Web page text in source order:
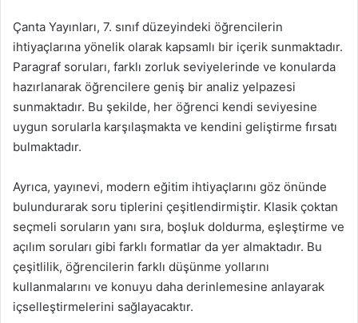
Çanta Yayınları, 7. sınıf düzeyindeki öğrencilerin
ihtiyaçlarına yönelik olarak kapsamlı bir içerik sunmaktadır.
Paragraf soruları, farklı zorluk seviyelerinde ve konularda
hazırlanarak öğrencilere geniş bir analiz yelpazesi
sunmaktadır. Bu şekilde, her öğrenci kendi seviyesine
uygun sorularla karşılaşmakta ve kendini geliştirme fırsatı
bulmaktadır.
Ayrıca, yayınevi, modern eğitim ihtiyaçlarını göz önünde
bulundurarak soru tiplerini çeşitlendirmiştir. Klasik çoktan
seçmeli soruların yanı sıra, boşluk doldurma, eşleştirme ve
açılım soruları gibi farklı formatlar da yer almaktadır. Bu
çeşitlilik, öğrencilerin farklı düşünme yollarını
kullanmalarını ve konuyu daha derinlemesine anlayarak
içselleştirmelerini sağlayacaktır.